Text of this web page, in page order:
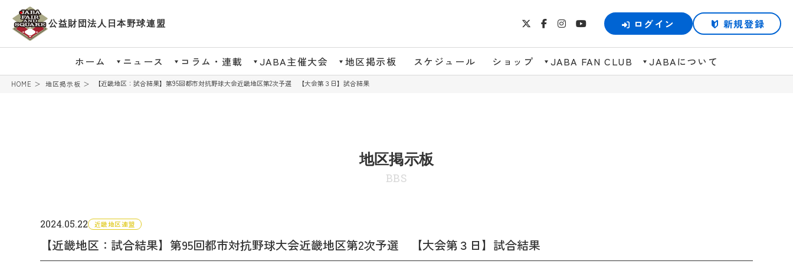
公益財団法人日本野球連盟 ログイン 新規登録
ホーム ニュース コラム・連載 JABA主催大会 地区掲示板 スケジュール ショップ JABA FAN CLUB JABAについて
HOME 地区掲示板 【近畿地区：試合結果】第95回都市対抗野球大会近畿地区第2次予選 【大会第３日】試合結果
地区掲示板
BBS
2024.05.22 近畿地区連盟
【近畿地区：試合結果】第95回都市対抗野球大会近畿地区第2次予選 【大会第３日】試合結果